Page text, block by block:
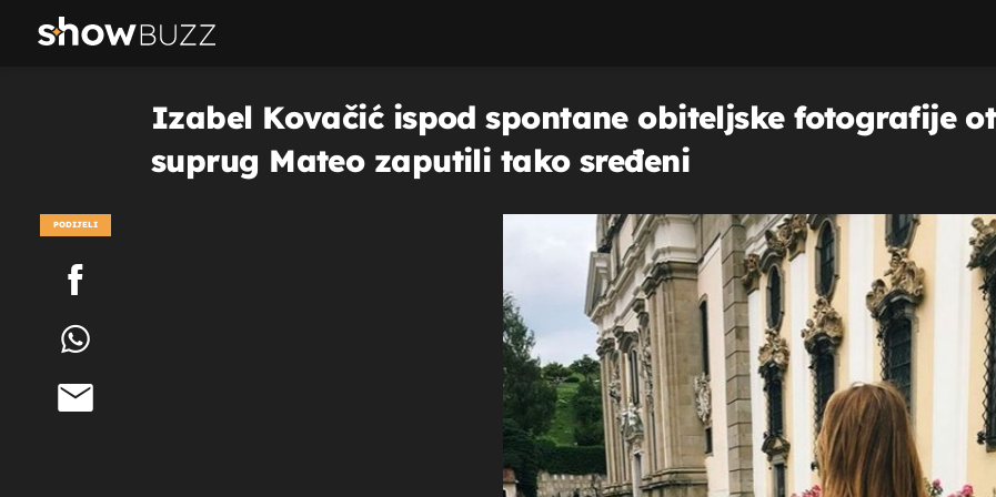
Izabel Kovačić ispod spontane obiteljske fotografije
suprug Mateo zaputili tako sređeni
PODIJELI